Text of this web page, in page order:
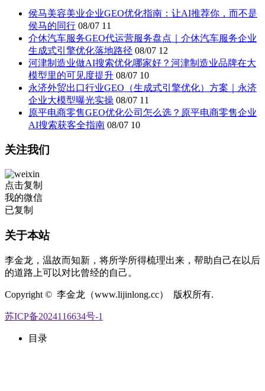
侯马美容美业企业GEO优化指南：让AI推荐你，而不是
侯马的同行 08/07 11
介休汽车服务GEO代运营服务盘点｜介休汽车服务企业
生成式引擎优化落地路径 08/07 12
河津制造业做AI搜索优化哪家好？河津制造业品牌在大
模型里的可见度提升 08/07 10
永济外贸出口行业GEO（生成式引擎优化）方案｜永济
企业大模型曝光实操 08/07 11
原平电商零售GEO优化公司怎么选？原平电商零售企业
AI搜索获客全指南 08/07 10
关注我们
点击复制
我的微信
已复制
关于本站
李金龙，温故而知新，将所学所得梳理出来，帮助自己在以后
的道路上可以对比曾经的自己。
Copyright © 李金龙（www.lijinlong.cc） 版权所有.
苏ICP备2024116634号-1
目录